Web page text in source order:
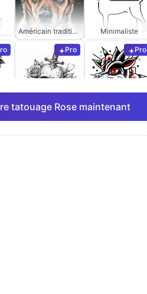
Américain traditionnel Minimaliste
Pro
Ligne fine
Pro
Anime
tatouage Rose maintenant